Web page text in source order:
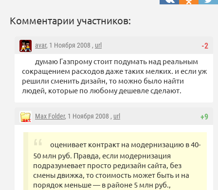
Комментарии участников:
-2
avar, 1 Ноября 2008 , url
думаю Газпрому стоит подумать над реальным
сокращением расходов даже таких мелких. и если уж
решили сменить дизайн, то можно было найти
людей, которые по любому дешевле сделают.
+9
Max Folder, 1 Ноября 2008 , url
оценивает контракт на модернизацию в 40-
50 млн руб. Правда, если модернизация
подразумевает просто редизайн сайта, без
смены движка, то стоимость может быть и на
порядок меньше — в районе 5 млн руб.,